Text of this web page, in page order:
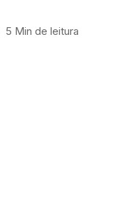
5 Min de leitura